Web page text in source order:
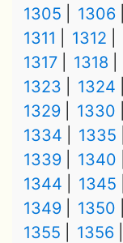
1305
1306
1311
1312
1317
1318
1323
1324
1329
1330
1334
1335
1339
1340
1344
1345
1349
1350
1355
1356